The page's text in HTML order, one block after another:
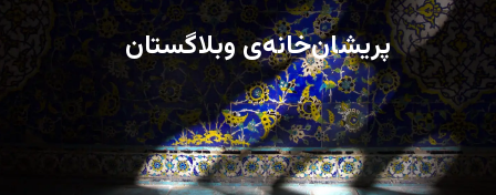
پریشان‌خانه‌ی وبلاگستان